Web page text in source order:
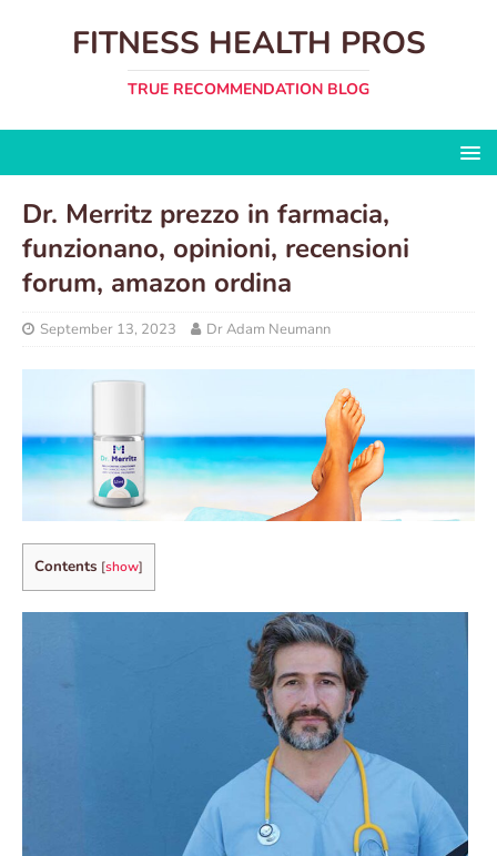
FITNESS HEALTH PROS
TRUE RECOMMENDATION BLOG
Dr. Merritz prezzo in farmacia,
funzionano, opinioni, recensioni
forum, amazon ordina
September 13, 2023 Dr Adam Neumann
Contents [show]